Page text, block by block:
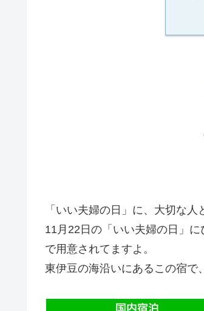
「いい夫婦の日」に、大切な
11月22日の「いい夫婦の日」
で用意されてますよ。
東伊豆の海沿いにあるこの宿で